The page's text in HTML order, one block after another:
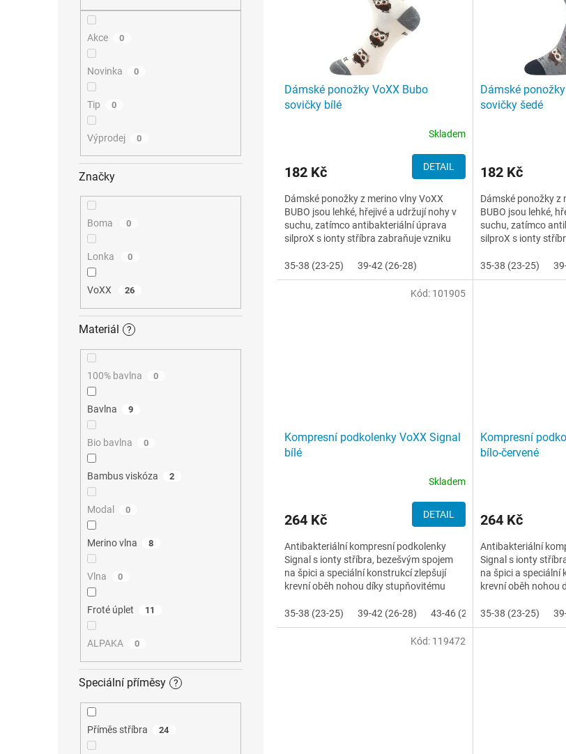
Akce 0
Novinka 0
Tip 0
Výprodej 0
Značky
Boma 0
Lonka 0
VoXX 26
Materiál ?
100% bavlna 0
Bavlna 9
Bio bavlna 0
Bambus viskóza 2
Modal 0
Merino vlna 8
Vlna 0
Froté úplet 11
ALPAKA 0
Speciální příměsy ?
Příměs stříbra 24
Dámské ponožky VoXX Bubo
sovičky bílé
Skladem
182 Kč DETAIL
Dámské ponožky z merino vlny VoXX
BUBO jsou lehké, hřejivé a udržují nohy v
suchu, zatímco antibakteriální úprava
silproX s ionty stříbra zabraňuje vzniku
35-38 (23-25)
39-42 (26-28)
Dámské
sovičky šedé
182 Kč
Dámské ponožky z
BUBO jsou lehké,
suchu, zatímco
silproX s ionty
35-38 (23-25)
Kompresní podkolenky VoXX Signal
bílé
Skladem
264 Kč DETAIL
Antibakteriální kompresní podkolenky
Signal s ionty stříbra, bezešvým spojem
na špici a speciální konstrukcí zlepšují
krevní oběh nohou díky stupňovitému
35-38 (23-25)
39-42 (26-28) 43-46 (29-31)
Kód: 101905
Kompresní
bílo-červené
264 Kč
Antibakteriální
Signal s ionty
na špici a speciální
krevní oběh nohou
35-38 (23-25)
Kód: 119472